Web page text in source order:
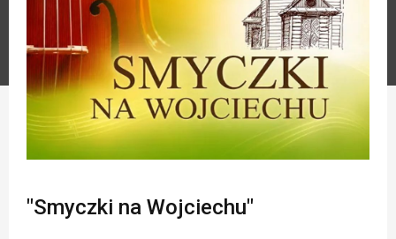
"Smyczki na Wojciechu"